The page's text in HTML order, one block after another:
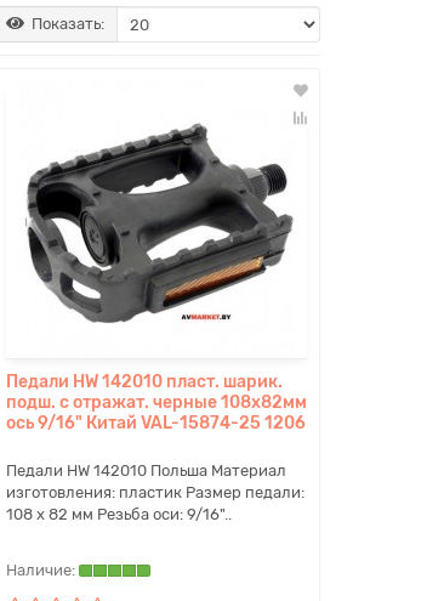
Показать:
Педали HW 142010 пласт. шарик.
подш. с отражат. черные 108x82мм
ось 9/16" Китай VAL-15874-25 1206
Педали HW 142010 Польша Материал
изготовления: пластик Размер педали:
108 x 82 мм Резьба оси: 9/16"..